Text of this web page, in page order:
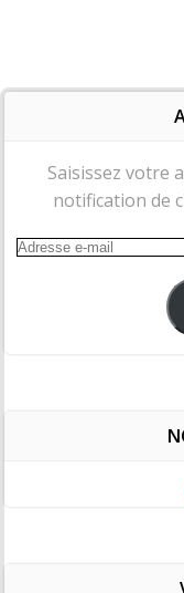
Saisissez votre
notification de
Adresse